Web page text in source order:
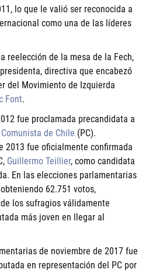
lo que le valió ser reconocida a
como una de las líderes
reelección de la mesa de la Fech,
directiva que encabezó
del Movimiento de Izquierda
Font.
fue proclamada precandidata a
de Chile (PC).
2013 fue oficialmente confirmada
Guillermo Teillier, como candidata
En las elecciones parlamentarias
62.751 votos,
los sufragios válidamente
más joven en llegar al
de noviembre de 2017 fue
en representación del PC por